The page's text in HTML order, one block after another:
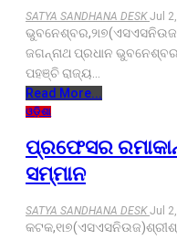
SATYA SANDHANA DESKJul
ଜଗନ୍ନାଥ ପ୍ରଧାନ
ପହଞ୍ଚି ରାଜ୍ୟ…
Read More...
ଓଡ଼ିଶା
ପ୍ରଫେସର
ସମ୍ମାନ
SATYA SANDHANA DESKJul